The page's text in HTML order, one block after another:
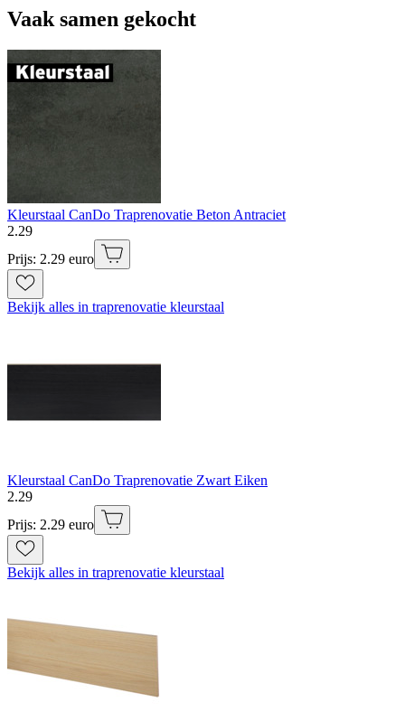
Vaak samen gekocht
Kleurstaal CanDo Traprenovatie Beton Antraciet
2.29
Prijs: 2.29 euro
Bekijk alles in traprenovatie kleurstaal
Kleurstaal CanDo Traprenovatie Zwart Eiken
2.29
Prijs: 2.29 euro
Bekijk alles in traprenovatie kleurstaal